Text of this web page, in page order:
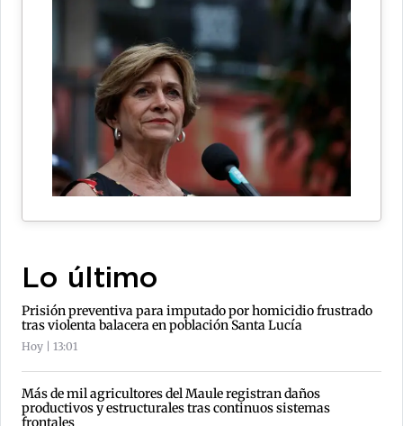
Lo último
Prisión preventiva para imputado por homicidio frustrado
tras violenta balacera en población Santa Lucía
Hoy | 13:01
Más de mil agricultores del Maule registran daños
productivos y estructurales tras continuos sistemas
frontales